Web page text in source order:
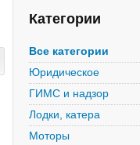
Категории
Все категории
Юридическое
ГИМС и надзор
Лодки, катера
Моторы